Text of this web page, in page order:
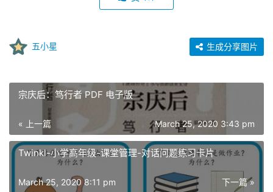
五小星 生成分享图片
宗庆后：笃行者 PDF 电子版
« 上一篇 March 25, 2020 3:43 pm
Twinkl-小学高年级-课堂管理-对话问题练习卡片
下一篇 »
March 25, 2020 8:11 pm